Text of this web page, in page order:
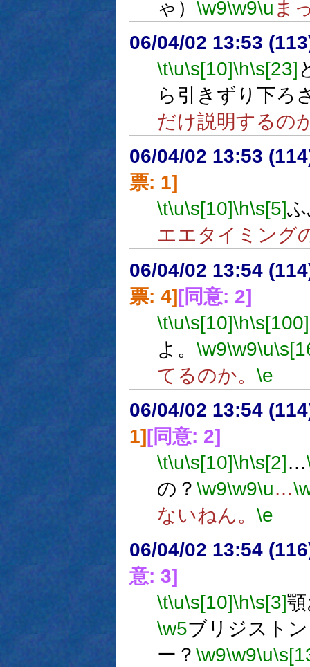
ゃ） \w9\w9\u ま
06/04/02 13:53
\t\u\s[10]\h\s[23]
ら引きずり下ろ
だけ説明するの
06/04/02 13:53
票: 1]
\t\u\s[10]\h\s[5]
エエタイミング
06/04/02 13:54
票: 4][同意: 2]
\t\u\s[10]\h\s[100]
よ。 \w9\w9\u
てるのか。 \e
06/04/02 13:54
1][同意: 2]
\t\u\s[10]\h\s[2]…
の？ \w9\w9\u…
ないねん。 \e
06/04/02 13:54
意: 3]
\t\u\s[10]\h\s[3]
\w5ブリジスト
ー？ \w9\w9\u